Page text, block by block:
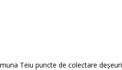
Teiu puncte de colectare deșeuri